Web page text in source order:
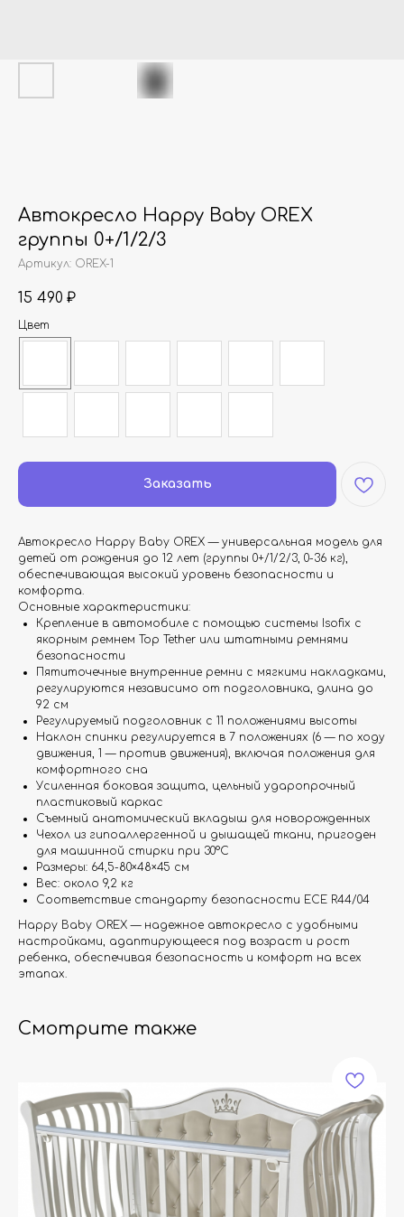
Автокресло Happy Baby OREX
группы 0+/1/2/3
Артикул: OREX-1
15 490 ₽
Цвет
Заказать
Автокресло Happy Baby OREX — универсальная модель для
детей от рождения до 12 лет (группы 0+/1/2/3, 0-36 кг),
обеспечивающая высокий уровень безопасности и
комфорта.
Основные характеристики:
Крепление в автомобиле с помощью системы Isofix с
якорным ремнем Top Tether или штатными ремнями
безопасности
Пятиточечные внутренние ремни с мягкими накладками,
регулируются независимо от подголовника, длина до
92 см
Регулируемый подголовник с 11 положениями высоты
Наклон спинки регулируется в 7 положениях (6 — по ходу
движения, 1 — против движения), включая положения для
комфортного сна
Усиленная боковая защита, цельный ударопрочный
пластиковый каркас
Съемный анатомический вкладыш для новорожденных
Чехол из гипоаллергенной и дышащей ткани, пригоден
для машинной стирки при 30°C
Размеры: 64,5-80×48×45 см
Вес: около 9,2 кг
Соответствие стандарту безопасности ECE R44/04
Happy Baby OREX — надежное автокресло с удобными
настройками, адаптирующееся под возраст и рост
ребенка, обеспечивая безопасность и комфорт на всех
этапах.
Смотрите также